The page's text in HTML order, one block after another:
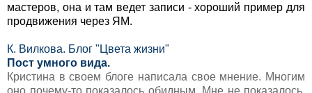
мастеров, она и там ведет записи - хороший пример для
продвижения через ЯМ.
К. Вилкова. Блог "Цвета жизни"
Пост умного вида.
Кристина в своем блоге написала свое мнение. Многим
оно почему-то показалось обидным. Мне не показалось,